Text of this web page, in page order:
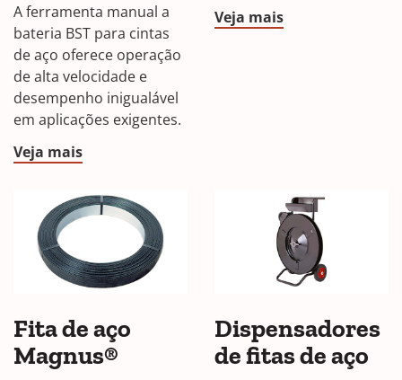
A ferramenta manual a
bateria BST para cintas
de aço oferece operação
de alta velocidade e
desempenho inigualável
em aplicações exigentes.
Veja mais
Veja mais
Fita de aço
Magnus®
Dispensadores
de fitas de aço